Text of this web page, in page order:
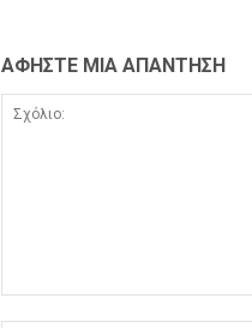
ΑΦΗΣΤΕ ΜΙΑ ΑΠΑΝΤΗΣΗ